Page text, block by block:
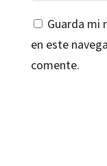
Guarda mi
en este
comente.